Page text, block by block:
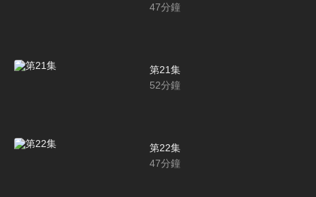
47分鐘
第21集
52分鐘
第22集
47分鐘